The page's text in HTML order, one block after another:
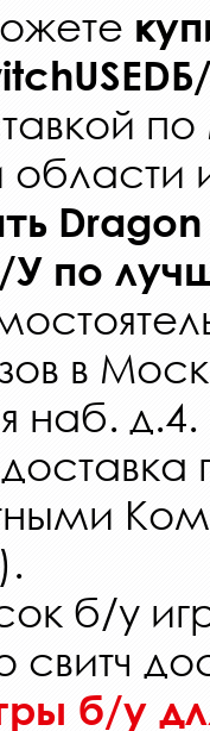
У по
в
наб. д.4.
б/у
свитч
б/у